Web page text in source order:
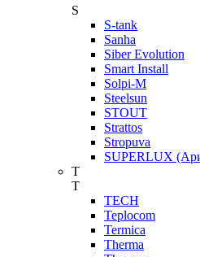
S
S-tank
Sanha
Siber Evolution
Smart Install
Solpi-M
Steelsun
STOUT
Strattos
Stropuva
SUPERLUX
T
T
TECH
Teplocom
Termica
Therma